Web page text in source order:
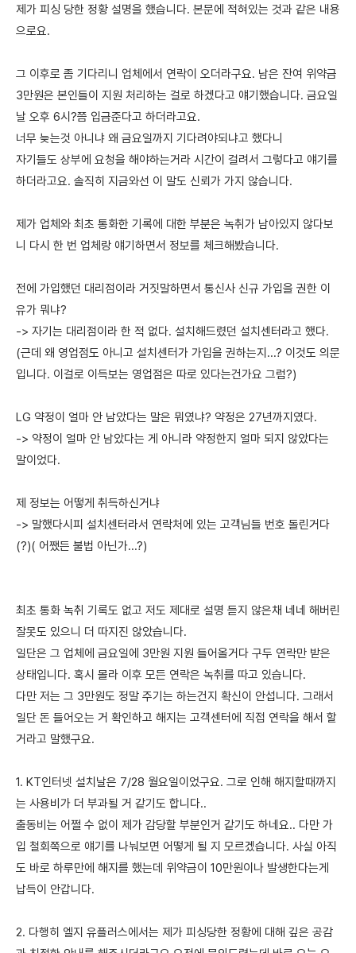
제가 피싱 당한 정황 설명을 했습니다. 본문에 적혀있는 것과 같은 내용
으로요.
그 이후로 좀 기다리니 업체에서 연락이 오더라구요. 남은 잔여 위약금
3만원은 본인들이 지원 처리하는 걸로 하겠다고 얘기했습니다. 금요일
날 오후 6시?쯤 입금준다고 하더라고요.
너무 늦는것 아니냐 왜 금요일까지 기다려야되냐고 했다니
자기들도 상부에 요청을 해야하는거라 시간이 걸려서 그렇다고 얘기를
하더라고요. 솔직히 지금와선 이 말도 신뢰가 가지 않습니다.
제가 업체와 최초 통화한 기록에 대한 부분은 녹취가 남아있지 않다보
니 다시 한 번 업체랑 얘기하면서 정보를 체크해봤습니다.
전에 가입했던 대리점이라 거짓말하면서 통신사 신규 가입을 권한 이
유가 뭐냐?
-> 자기는 대리점이라 한 적 없다. 설치해드렸던 설치센터라고 했다.
(근데 왜 영업점도 아니고 설치센터가 가입을 권하는지...? 이것도 의문
입니다. 이걸로 이득보는 영업점은 따로 있다는건가요 그럼?)
LG 약정이 얼마 안 남았다는 말은 뭐였냐? 약정은 27년까지였다.
-> 약정이 얼마 안 남았다는 게 아니라 약정한지 얼마 되지 않았다는
말이었다.
제 정보는 어떻게 취득하신거냐
-> 말했다시피 설치센터라서 연락처에 있는 고객님들 번호 돌린거다
(?)( 어쨌든 불법 아닌가...?)
최초 통화 녹취 기록도 없고 저도 제대로 설명 듣지 않은채 네네 해버린
잘못도 있으니 더 따지진 않았습니다.
일단은 그 업체에 금요일에 3만원 지원 들어올거다 구두 연락만 받은
상태입니다. 혹시 몰라 이후 모든 연락은 녹취를 따고 있습니다.
다만 저는 그 3만원도 정말 주기는 하는건지 확신이 안섭니다. 그래서
일단 돈 들어오는 거 확인하고 해지는 고객센터에 직접 연락을 해서 할
거라고 말했구요.
1. KT인터넷 설치날은 7/28 월요일이었구요. 그로 인해 해지할때까지
는 사용비가 더 부과될 거 같기도 합니다..
출동비는 어쩔 수 없이 제가 감당할 부분인거 같기도 하네요.. 다만 가
입 철회쪽으로 얘기를 나눠보면 어떻게 될 지 모르겠습니다. 사실 아직
도 바로 하루만에 해지를 했는데 위약금이 10만원이나 발생한다는게
납득이 안갑니다.
2. 다행히 엘지 유플러스에서는 제가 피싱당한 정황에 대해 깊은 공감